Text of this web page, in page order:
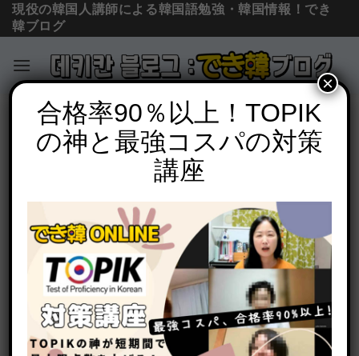
Skip
content
現役の韓国人講師による韓国語勉強・韓国情報！でき
韓ブログ
単語の意味と使い方
料理で使う韓国語一覧、11つの料理用語
POSTED ON2024年1月21日 BY でき韓 パク先生
合格率90％以上！TOPIK
の神と最強コスパの対策
講座
×